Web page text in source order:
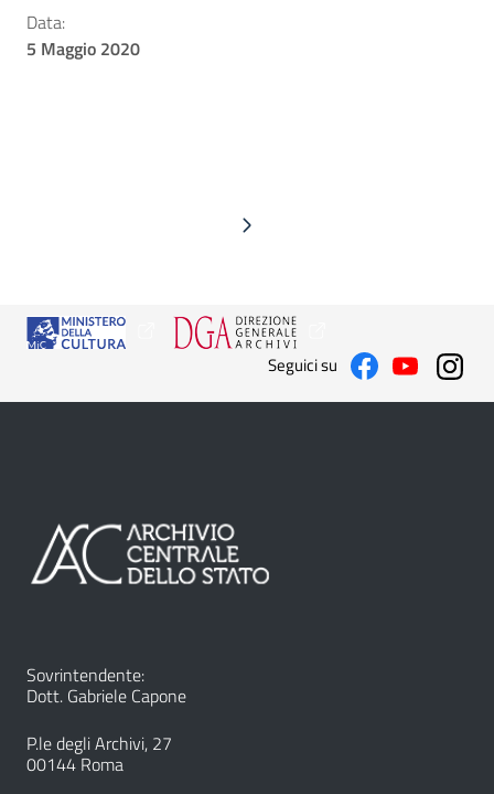
Data:
5 Maggio 2020
Seguici su
Sovrintendente:
Dott. Gabriele Capone
P.le degli Archivi, 27
00144 Roma